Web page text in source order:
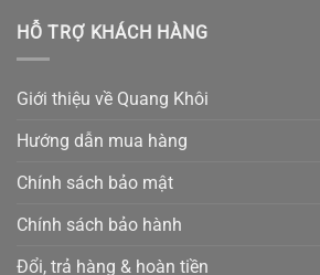
HỖ TRỢ KHÁCH HÀNG
Giới thiệu về Quang Khôi
Hướng dẫn mua hàng
Chính sách bảo mật
Chính sách bảo hành
Đổi, trả hàng & hoàn tiền